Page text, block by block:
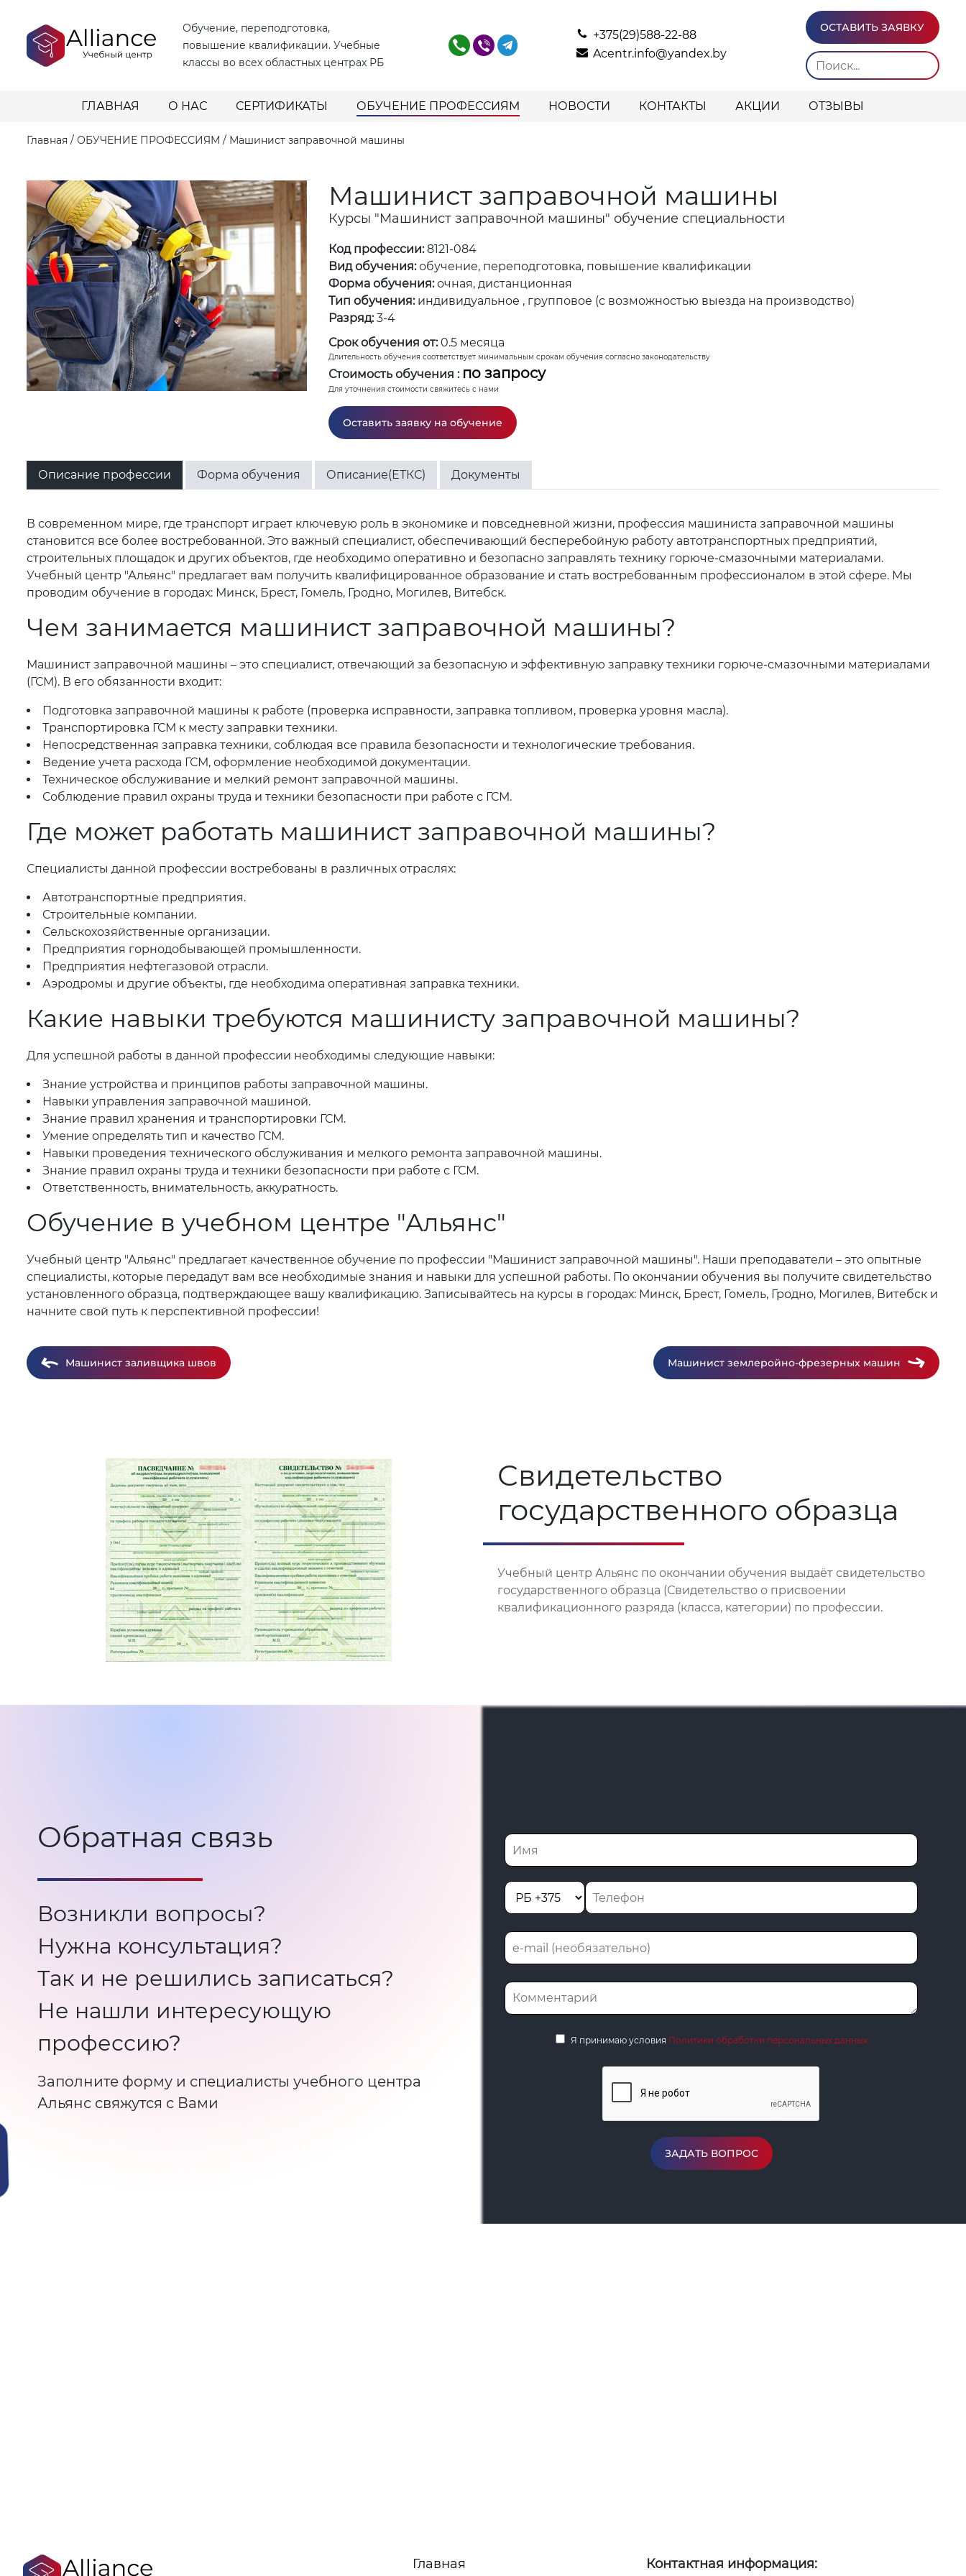
Обучение, переподготовка,
повышение квалификации. Учебные
классы во всех областных центрах РБ
+375(29)588-22-88
Acentr.info@yandex.by
ОСТАВИТЬ ЗАЯВКУ
ГЛАВНАЯ О НАС СЕРТИФИКАТЫ ОБУЧЕНИЕ ПРОФЕССИЯМ НОВОСТИ КОНТАКТЫ АКЦИИ ОТЗЫВЫ
Главная / ОБУЧЕНИЕ ПРОФЕССИЯМ / Машинист заправочной машины
Машинист заправочной машины
Курсы "Машинист заправочной машины" обучение специальности
Код профессии:8121-084
Вид обучения: обучение, переподготовка, повышение квалификации
Форма обучения: очная, дистанционная
Тип обучения: индивидуальное , групповое (с возможностью выезда на производство)
Разряд: 3-4
Срок обучения от: 0.5 месяца
Длительность обучения соответствует минимальным срокам обучения согласно законодательству
Стоимость обучения : по запросу
Для уточнения стоимости свяжитесь с нами
Оставить заявку на обучение
Описание профессии Форма обучения Описание(ЕТКС) Документы
В современном мире, где транспорт играет ключевую роль в экономике и повседневной жизни, профессия машиниста заправочной машины
становится все более востребованной. Это важный специалист, обеспечивающий бесперебойную работу автотранспортных предприятий,
строительных площадок и других объектов, где необходимо оперативно и безопасно заправлять технику горюче-смазочными материалами.
Учебный центр "Альянс" предлагает вам получить квалифицированное образование и стать востребованным профессионалом в этой сфере. Мы
проводим обучение в городах: Минск, Брест, Гомель, Гродно, Могилев, Витебск.
Чем занимается машинист заправочной машины?
Машинист заправочной машины – это специалист, отвечающий за безопасную и эффективную заправку техники горюче-смазочными материалами
(ГСМ). В его обязанности входит:
Подготовка заправочной машины к работе (проверка исправности, заправка топливом, проверка уровня масла).
Транспортировка ГСМ к месту заправки техники.
Непосредственная заправка техники, соблюдая все правила безопасности и технологические требования.
Ведение учета расхода ГСМ, оформление необходимой документации.
Техническое обслуживание и мелкий ремонт заправочной машины.
Соблюдение правил охраны труда и техники безопасности при работе с ГСМ.
Где может работать машинист заправочной машины?
Специалисты данной профессии востребованы в различных отраслях:
Автотранспортные предприятия.
Строительные компании.
Сельскохозяйственные организации.
Предприятия горнодобывающей промышленности.
Предприятия нефтегазовой отрасли.
Аэродромы и другие объекты, где необходима оперативная заправка техники.
Какие навыки требуются машинисту заправочной машины?
Для успешной работы в данной профессии необходимы следующие навыки:
Знание устройства и принципов работы заправочной машины.
Навыки управления заправочной машиной.
Знание правил хранения и транспортировки ГСМ.
Умение определять тип и качество ГСМ.
Навыки проведения технического обслуживания и мелкого ремонта заправочной машины.
Знание правил охраны труда и техники безопасности при работе с ГСМ.
Ответственность, внимательность, аккуратность.
Обучение в учебном центре "Альянс"
Учебный центр "Альянс" предлагает качественное обучение по профессии "Машинист заправочной машины". Наши преподаватели – это опытные
специалисты, которые передадут вам все необходимые знания и навыки для успешной работы. По окончании обучения вы получите свидетельство
установленного образца, подтверждающее вашу квалификацию. Записывайтесь на курсы в городах: Минск, Брест, Гомель, Гродно, Могилев, Витебск и
начните свой путь к перспективной профессии!
Машинист заливщика швов Машинист землеройно-фрезерных машин
Свидетельство
государственного образца
Учебный центр Альянс по окончании обучения выдаёт свидетельство
государственного образца (Свидетельство о присвоении
квалификационного разряда (класса, категории) по профессии.
Обратная связь
Возникли вопросы?
Нужна консультация?
Так и не решились записаться?
Не нашли интересующую
профессию?
Заполните форму и специалисты учебного центра
Альянс свяжутся с Вами
Я принимаю условия Политики обработки персональных данных
ЗАДАТЬ ВОПРОС
Главная
Контактная информация: